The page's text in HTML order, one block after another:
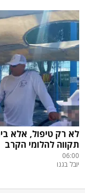
לא רק טיפול, אלא
תקווה להלומי הקרב
06:00
יובל בגנו